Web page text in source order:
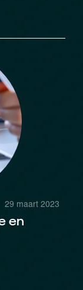
29 maart 2023
en